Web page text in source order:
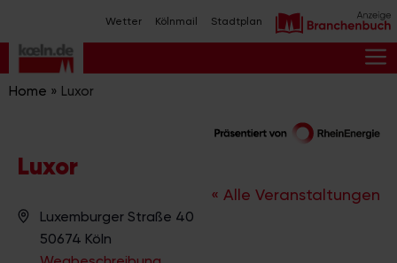
Inhalt
springen
Wetter Kölnmail Stadtplan
Home » Luxor
Luxor
« Alle Veranstaltungen
A
Luxemburger Straße 40
50674 Köln